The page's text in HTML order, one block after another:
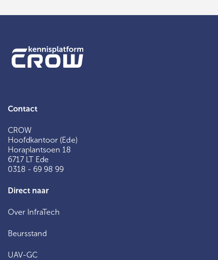
Contact
CROW
Hoofdkantoor (Ede)
Horaplantsoen 18
6717 LT Ede
0318 - 69 98 99
Direct naar
Over InfraTech
Beursstand
UAV-GC